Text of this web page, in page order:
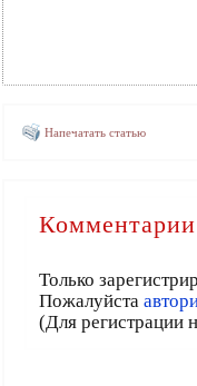
Напечатать статью
Комментарии
Только
Пожалуйста
(Для регистрации